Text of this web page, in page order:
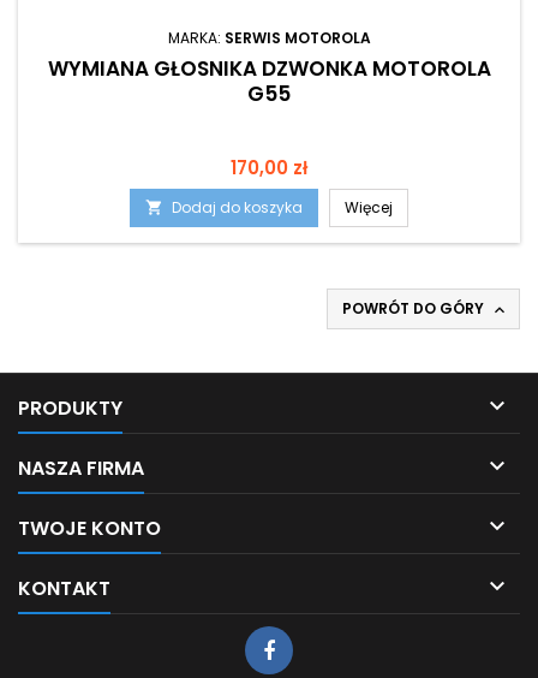
MARKA: SERWIS MOTOROLA
WYMIANA GŁOSNIKA DZWONKA MOTOROLA
G55
Cena
170,00 zł
 Dodaj do koszyka Więcej
POWRÓT DO GÓRY 
PRODUKTY 
NASZA FIRMA 
TWOJE KONTO 
KONTAKT 